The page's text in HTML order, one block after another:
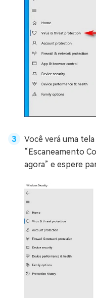
Você verá uma
“Escaneamento
agora” e espere